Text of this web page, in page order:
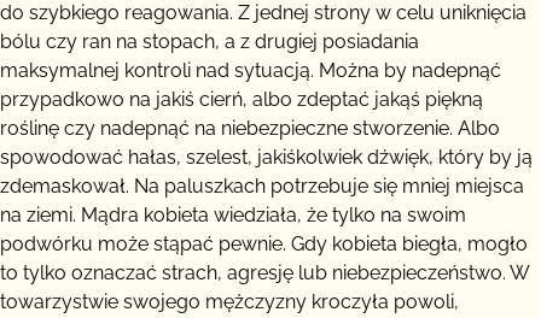
do szybkiego reagowania. Z jednej strony w celu uniknięcia
bólu czy ran na stopach, a z drugiej posiadania
maksymalnej kontroli nad sytuacją. Można by nadepnąć
przypadkowo na jakiś cierń, albo zdeptać jakąś piękną
roślinę czy nadepnąć na niebezpieczne stworzenie. Albo
spowodować hałas, szelest, jakiśkolwiek dźwięk, który by ją
zdemaskował. Na paluszkach potrzebuje się mniej miejsca
na ziemi. Mądra kobieta wiedziała, że tylko na swoim
podwórku może stąpać pewnie. Gdy kobieta biegła, mogło
to tylko oznaczać strach, agresję lub niebezpieczeństwo. W
towarzystwie swojego mężczyzny kroczyła powoli,